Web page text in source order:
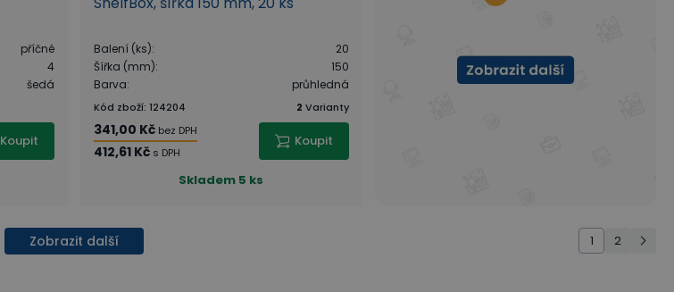
příčné
4
šedá
Koupit
Balení (ks):
20
Šířka (mm):
150
Barva: průhledná
Kód zboží: 124204 2 Varianty
341,00 Kč bez DPH
412,61 Kč s DPH
Koupit
Skladem 5 ks
Zobrazit další 1 2